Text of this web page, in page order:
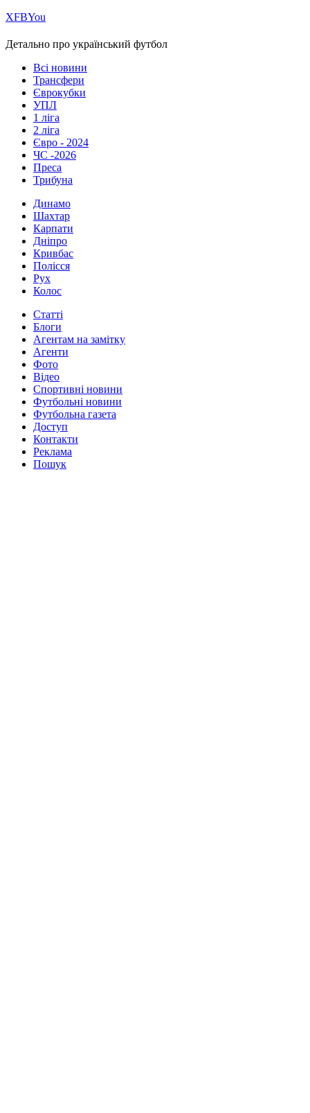
ХFBYou
Детально про український футбол
Всі новини
Трансфери
Єврокубки
УПЛ
1 ліга
2 ліга
Євро - 2024
ЧС -2026
Преса
Трибуна
Динамо
Шахтар
Карпати
Дніпро
Кривбас
Полісся
Рух
Колос
Статті
Блоги
Агентам на замітку
Агенти
Фото
Відео
Спортивні новини
Футбольні новини
Футбольна газета
Доступ
Контакти
Реклама
Пошук